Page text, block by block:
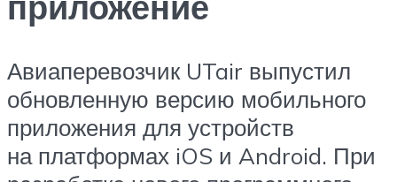
Авиаперевозчик UTair выпустил
обновленную версию мобильного
приложения для устройств
на платформах iOS и Android. При